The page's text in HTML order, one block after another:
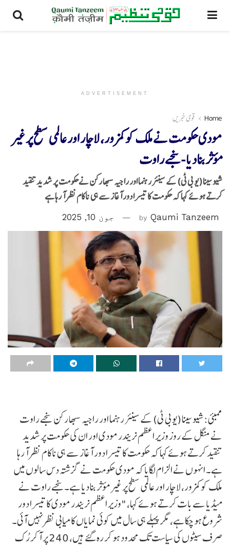
ADVERTISEMENT
Home قومی خبریں
مودی حکومت نے ملک کو کمزور، لاچار اور عالمی سطح پر غیر
مؤثر بنا دیا -سنجے راوت
شیو سینا (یو بی ٹی) کے سینئر رہنما اور راجیہ سبھا رکن نےحکومت پر شدید تنقید
کرتے ہوئے کہا کہ حکومت کا تیسرا دور آغاز سے ہی ناکام نظر آ رہا ہے
by Qaumi Tanzeem جون 10, 2025
ممبئی:شیو سینا (یو بی ٹی) کے سینئر رہنما اور راجیہ سبھا رکن سنجے راوت
نے منگل کے روز وزیر اعظم نریندر مودی اور ان کی حکومت پر شدید
تنقید کرتے ہوئے کہا کہ حکومت کا تیسرا دور آغاز سے ہی ناکام نظر آ رہا
ہے۔ انہوں نے الزام لگایا کہ مودی حکومت نے گزشتہ دس سالوں میں
ملک کو کمزور، لاچار اور عالمی سطح پر غیر مؤثر بنا دیا ہے۔سنجے راوت نے
میڈیا سے بات کرتے ہوئے کہا، "وزیر اعظم نریندر مودی کا تیسرا دور
شروع ہو چکا ہے، مگر پہلے ہی سال میں کوئی نمایاں کامیابی نظر نہیں آئی۔
صرف سیٹوں کی سیاست تک محدود ہو کر رہ گئے ہیں، 240 پر آ کر رُک